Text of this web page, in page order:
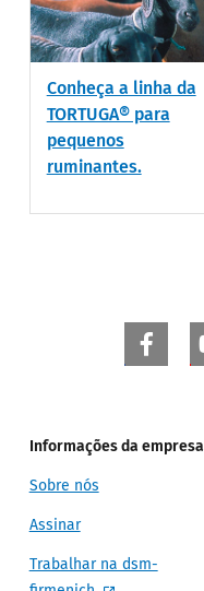
Conheça a linha da
TORTUGA® para
pequenos
ruminantes.
Informações da empresa
Sobre nós
Assinar
Trabalhar na dsm-